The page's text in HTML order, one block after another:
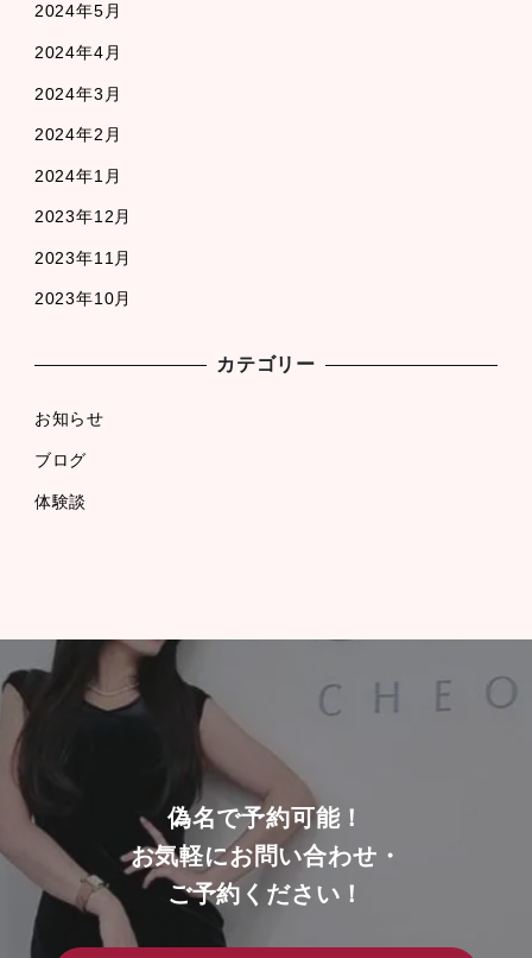
2024年5月
2024年4月
2024年3月
2024年2月
2024年1月
2023年12月
2023年11月
2023年10月
カテゴリー
お知らせ
ブログ
体験談
偽名で予約可能！
お気軽にお問い合わせ・
ご予約ください！